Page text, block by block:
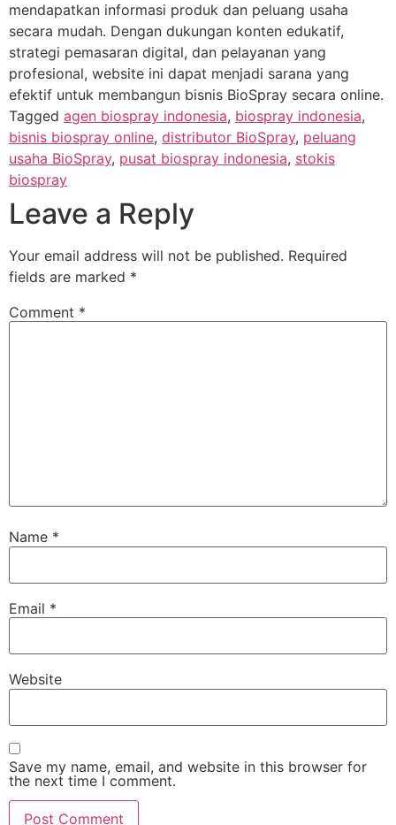
mendapatkan informasi produk dan peluang usaha
secara mudah. Dengan dukungan konten edukatif,
strategi pemasaran digital, dan pelayanan yang
profesional, website ini dapat menjadi sarana yang
efektif untuk membangun bisnis BioSpray secara online.
Tagged agen biospray indonesia, biospray indonesia,
bisnis biospray online, distributor BioSpray, peluang
usaha BioSpray, pusat biospray indonesia, stokis
biospray
Leave a Reply
Your email address will not be published. Required
fields are marked *
Comment *
Name *
Email *
Website
Save my name, email, and website in this browser for
the next time I comment.